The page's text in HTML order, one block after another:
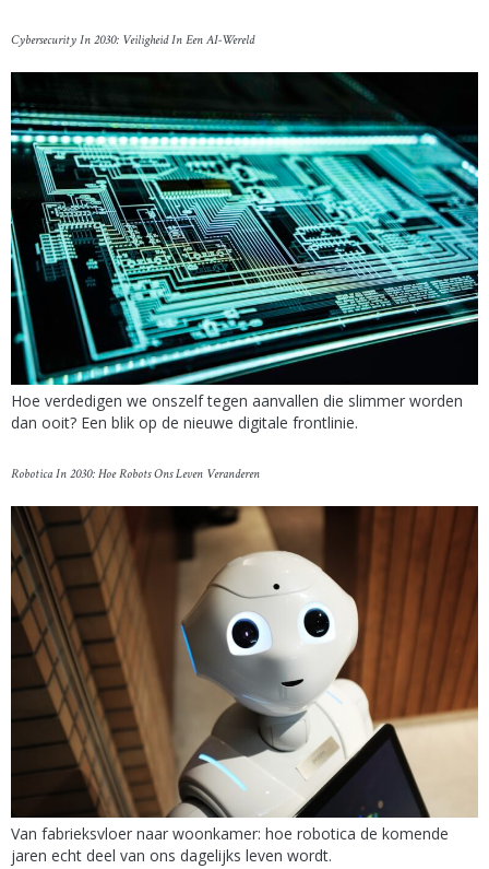
Cybersecurity In 2030: Veiligheid In Een AI-Wereld
Hoe verdedigen we onszelf tegen aanvallen die slimmer worden
dan ooit? Een blik op de nieuwe digitale frontlinie.
Robotica In 2030: Hoe Robots Ons Leven Veranderen
Van fabrieksvloer naar woonkamer: hoe robotica de komende
jaren echt deel van ons dagelijks leven wordt.